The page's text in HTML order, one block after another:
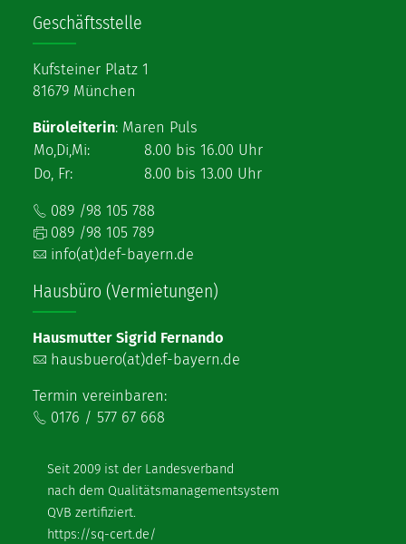
Geschäftsstelle
Kufsteiner Platz 1
81679 München
Büroleiterin: Maren Puls
Mo,Di,Mi:
8.00 bis 16.00 Uhr
Do, Fr:
8.00 bis 13.00 Uhr
089 /98 105 788
089 /98 105 789
info(at)def-bayern.de
Hausbüro (Vermietungen)
Hausmutter Sigrid Fernando
hausbuero(at)def-bayern.de
Termin vereinbaren:
0176 / 577 67 668
Seit 2009 ist der Landesverband
nach dem Qualitätsmanagementsystem
QVB zertifiziert.
https://sq-cert.de/